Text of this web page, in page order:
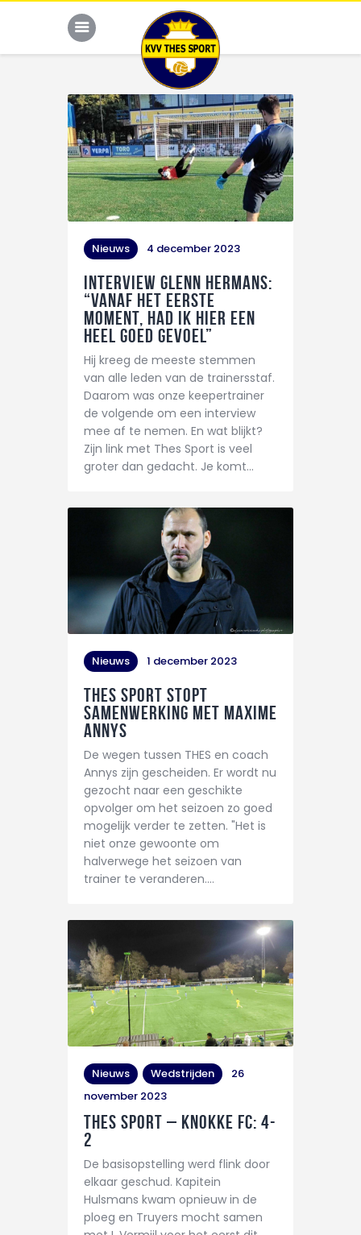
JONG THES
G-VOETBAL
JEUGD
HOME
KALENDER
TEAM
NIEUWS
DE CLUB
CONTACT
Nieuws 4 december 2023
Interview Glenn Hermans:
“Vanaf het eerste
moment, had ik hier een
heel goed gevoel”
Hij kreeg de meeste stemmen
van alle leden van de trainersstaf.
Daarom was onze keepertrainer
de volgende om een interview
mee af te nemen. En wat blijkt?
Zijn link met Thes Sport is veel
groter dan gedacht. Je komt…
Nieuws 1 december 2023
THES Sport stopt
samenwerking met Maxime
Annys
De wegen tussen THES en coach
Annys zijn gescheiden. Er wordt nu
gezocht naar een geschikte
opvolger om het seizoen zo goed
mogelijk verder te zetten. "Het is
niet onze gewoonte om
halverwege het seizoen van
trainer te veranderen.…
Nieuws Wedstrijden
26
november 2023
THES Sport – Knokke FC: 4-
2
De basisopstelling werd flink door
elkaar geschud. Kapitein
Hulsmans kwam opnieuw in de
ploeg en Truyers mocht samen